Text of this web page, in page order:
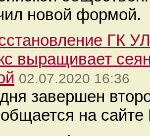
новой формой.
ГК
выращивает
02.07.2020 16:36
завершен
на